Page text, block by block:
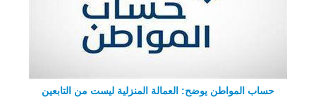
حساب المواطن يوضح: العمالة المنزلية ليست من التابعين